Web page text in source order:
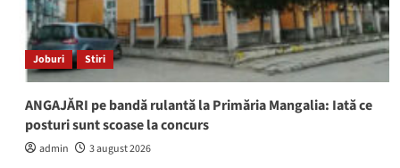
Joburi Stiri
ANGAJĂRI pe bandă rulantă la Primăria Mangalia: Iată ce
posturi sunt scoase la concurs
admin 3 august 2026